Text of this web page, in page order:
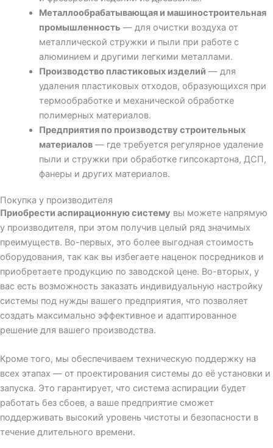
Металлообрабатывающая и машиностроительная
промышленность — для очистки воздуха от
металлической стружки и пыли при работе с
алюминием и другими легкими металлами.
Производство пластиковых изделий — для
удаления пластиковых отходов, образующихся при
термообработке и механической обработке
полимерных материалов.
Предприятия по производству строительных
материалов— где требуется регулярное удаление
пыли и стружки при обработке гипсокартона, ДСП,
фанеры и других материалов.
Покупка у производителя
Приобрести аспирационную систему вы можете напрямую
у производителя, при этом получив целый ряд значимых
преимуществ. Во-первых, это более выгодная стоимость
оборудования, так как вы избегаете наценок посредников и
приобретаете продукцию по заводской цене. Во-вторых, у
вас есть возможность заказать индивидуальную настройку
системы под нужды вашего предприятия, что позволяет
создать максимально эффективное и адаптированное
решение для вашего производства.
Кроме того, мы обеспечиваем техническую поддержку на
всех этапах — от проектирования системы до её установки и
запуска. Это гарантирует, что система аспирации будет
работать без сбоев, а ваше предприятие сможет
поддерживать высокий уровень чистоты и безопасности в
течение длительного времени.